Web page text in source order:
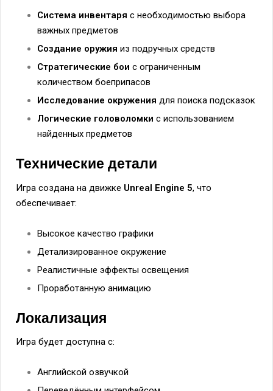
Система инвентаря с необходимостью выбора
важных предметов
Создание оружия из подручных средств
Стратегические бои с ограниченным
количеством боеприпасов
Исследование окружения для поиска подсказок
Логические головоломки с использованием
найденных предметов
Технические детали
Игра создана на движке Unreal Engine 5, что
обеспечивает:
Высокое качество графики
Детализированное окружение
Реалистичные эффекты освещения
Проработанную анимацию
Локализация
Игра будет доступна с:
Английской озвучкой